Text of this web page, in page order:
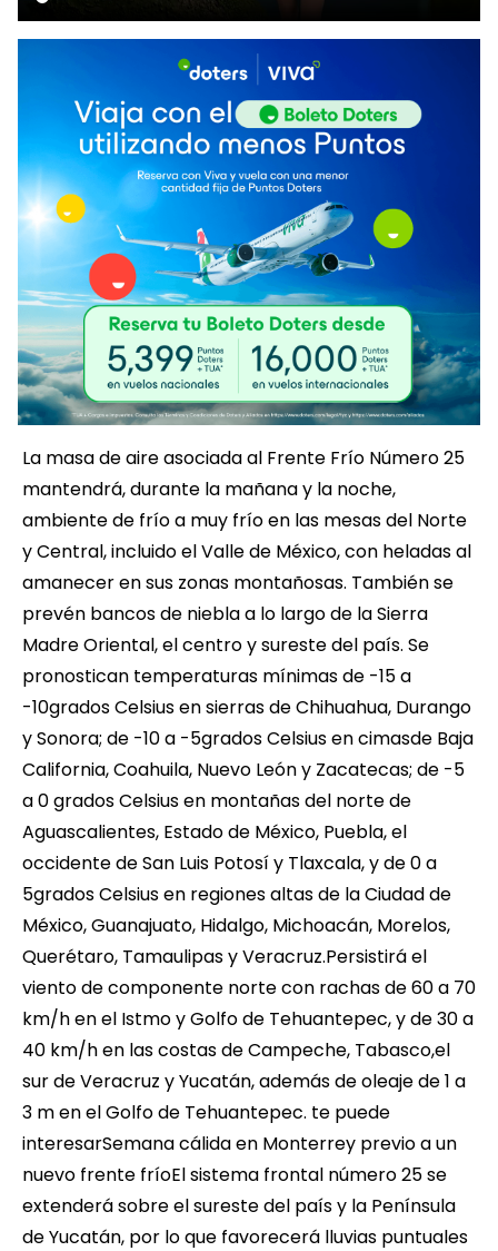
La masa de aire asociada al Frente Frío Número 25
mantendrá, durante la mañana y la noche,
ambiente de frío a muy frío en las mesas del Norte
y Central, incluido el Valle de México, con heladas al
amanecer en sus zonas montañosas. También se
prevén bancos de niebla a lo largo de la Sierra
Madre Oriental, el centro y sureste del país. Se
pronostican temperaturas mínimas de -15 a
-10grados Celsius en sierras de Chihuahua, Durango
y Sonora; de -10 a -5grados Celsius en cimasde Baja
California, Coahuila, Nuevo León y Zacatecas; de -5
a 0 grados Celsius en montañas del norte de
Aguascalientes, Estado de México, Puebla, el
occidente de San Luis Potosí y Tlaxcala, y de 0 a
5grados Celsius en regiones altas de la Ciudad de
México, Guanajuato, Hidalgo, Michoacán, Morelos,
Querétaro, Tamaulipas y Veracruz.Persistirá el
viento de componente norte con rachas de 60 a 70
km/h en el Istmo y Golfo de Tehuantepec, y de 30 a
40 km/h en las costas de Campeche, Tabasco,el
sur de Veracruz y Yucatán, además de oleaje de 1 a
3 m en el Golfo de Tehuantepec. te puede
interesarSemana cálida en Monterrey previo a un
nuevo frente fríoEl sistema frontal número 25 se
extenderá sobre el sureste del país y la Península
de Yucatán, por lo que favorecerá lluvias puntuales